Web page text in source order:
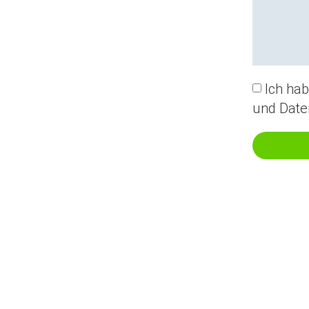
Ich
und